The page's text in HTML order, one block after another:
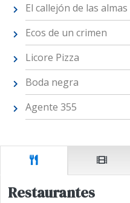
El callejón de las
Ecos de un crimen
Licore Pizza
Boda negra
Agente 355
Restaurantes